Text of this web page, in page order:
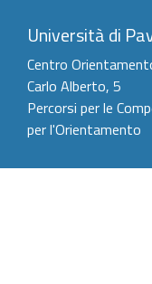
Università di
Centro
Carlo Alberto, 5
Percorsi per le
per l'Orientamento